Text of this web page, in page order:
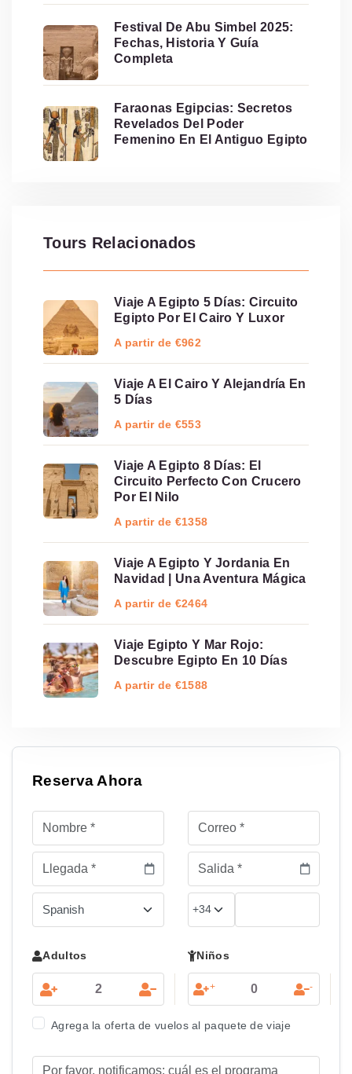
Festival De Abu Simbel 2025:
Fechas, Historia Y Guía
Completa
Faraonas Egipcias: Secretos
Revelados Del Poder
Femenino En El Antiguo Egipto
Tours Relacionados
Viaje A Egipto 5 Días: Circuito
Egipto Por El Cairo Y Luxor
A partir de €962
Viaje A El Cairo Y Alejandría En
5 Días
A partir de €553
Viaje A Egipto 8 Días: El
Circuito Perfecto Con Crucero
Por El Nilo
A partir de €1358
Viaje A Egipto Y Jordania En
Navidad | Una Aventura Mágica
A partir de €2464
Viaje Egipto Y Mar Rojo:
Descubre Egipto En 10 Días
A partir de €1588
Reserva Ahora
Adultos Niños
+ -
Agrega la oferta de vuelos al paquete de viaje